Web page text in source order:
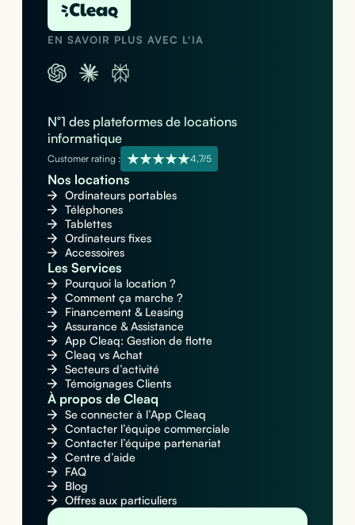
EN SAVOIR PLUS AVEC L'IA
N°1 des plateformes de locations
informatique
Customer rating : 4,7/5
Nos locations
Ordinateurs portables
Téléphones
Tablettes
Ordinateurs fixes
Accessoires
Les Services
Pourquoi la location ?
Comment ça marche ?
Financement & Leasing
Assurance & Assistance
App Cleaq: Gestion de flotte
Cleaq vs Achat
Secteurs d’activité
Témoignages Clients
À propos de Cleaq
Se connecter à l’App Cleaq
Contacter l’équipe commerciale
Contacter l’équipe partenariat
Centre d’aide
FAQ
Blog
Offres aux particuliers